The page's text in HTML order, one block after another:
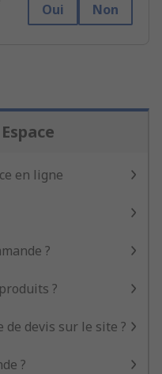
Oui Non
en ligne
?
?
de devis sur le site ?
?